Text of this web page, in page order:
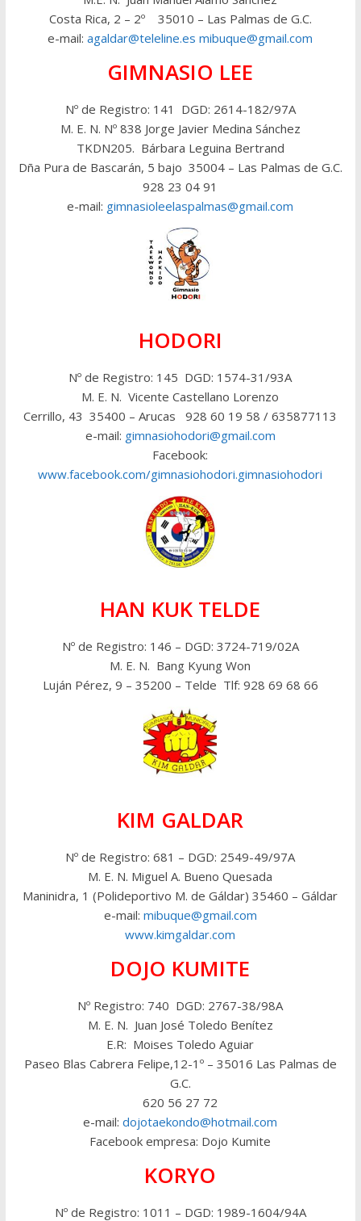
Costa Rica, 2 – 2º 35010 – Las Palmas de G.C.
e-mail:agaldar@teleline.es mibuque@gmail.com
GIMNASIO LEE
Nº de Registro: 141 DGD: 2614-182/97A
M. E. N. Nº 838 Jorge Javier Medina Sánchez
TKDN205. Bárbara Leguina Bertrand
Dña Pura de Bascarán, 5 bajo 35004 – Las Palmas de G.C.
928 23 04 91
e-mail: gimnasioleelaspalmas@gmail.com
HODORI
Nº de Registro: 145 DGD: 1574-31/93A
M. E. N. Vicente Castellano Lorenzo
Cerrillo, 43 35400 – Arucas 928 60 19 58 / 635877113
e-mail: gimnasiohodori@gmail.com
Facebook:
www.facebook.com/gimnasiohodori.gimnasiohodori
HAN KUK TELDE
Nº de Registro: 146 – DGD: 3724-719/02A
M. E. N. Bang Kyung Won
Luján Pérez, 9 – 35200 – Telde Tlf: 928 69 68 66
KIM GALDAR
Nº de Registro: 681 – DGD: 2549-49/97A
M. E. N. Miguel A. Bueno Quesada
Maninidra, 1 (Polideportivo M. de Gáldar) 35460 – Gáldar
e-mail: mibuque@gmail.com
www.kimgaldar.com
DOJO KUMITE
Nº Registro: 740 DGD: 2767-38/98A
M. E. N. Juan José Toledo Benítez
E.R: Moises Toledo Aguiar
Paseo Blas Cabrera Felipe,12-1º – 35016 Las Palmas de
G.C.
620 56 27 72
e-mail:dojotaekondo@hotmail.com
Facebook empresa: Dojo Kumite
KORYO
Nº de Registro: 1011 – DGD: 1989-1604/94A